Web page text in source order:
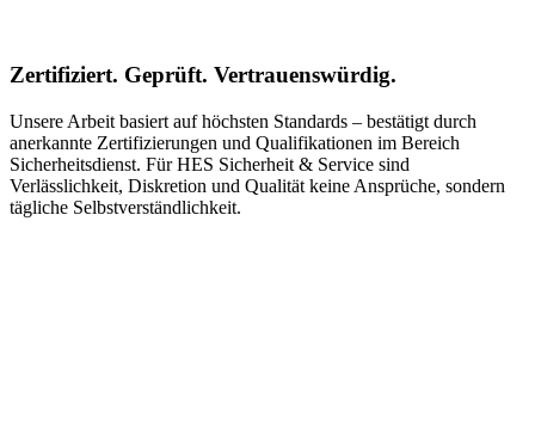
Zertifiziert. Geprüft. Vertrauenswürdig.
Unsere Arbeit basiert auf höchsten Standards – bestätigt durch
anerkannte Zertifizierungen und Qualifikationen im Bereich
Sicherheitsdienst. Für HES Sicherheit & Service sind
Verlässlichkeit, Diskretion und Qualität keine Ansprüche, sondern
tägliche Selbstverständlichkeit.